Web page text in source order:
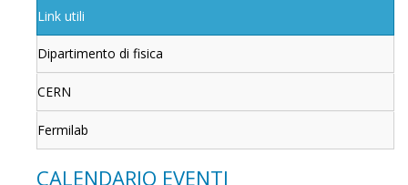
Link utili
Dipartimento di fisica
CERN
Fermilab
CALENDARIO EVENTI